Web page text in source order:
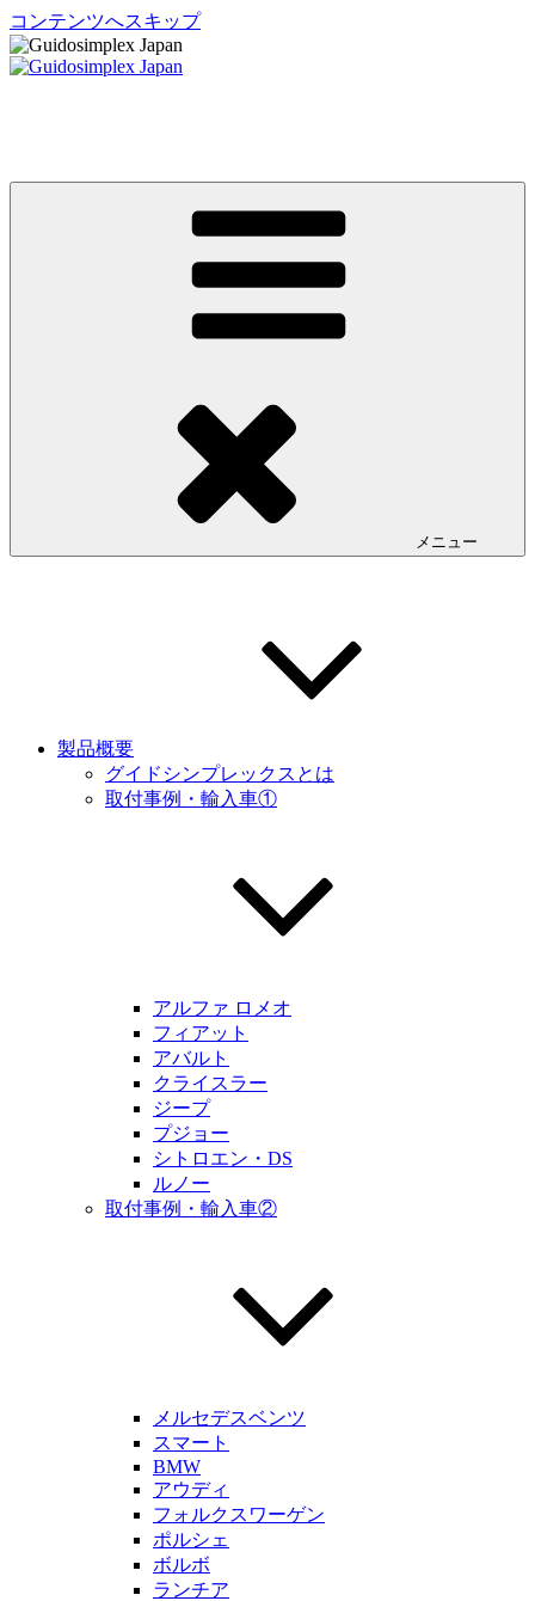
コンテンツへスキップ
メニュー
製品概要
グイドシンプレックスとは
取付事例・輸入車①
アルファ ロメオ
フィアット
アバルト
クライスラー
ジープ
プジョー
シトロエン・DS
ルノー
取付事例・輸入車②
メルセデスベンツ
スマート
BMW
アウディ
フォルクスワーゲン
ポルシェ
ボルボ
ランチア